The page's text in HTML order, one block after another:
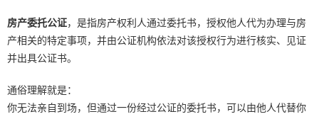
房产委托公证，是指房产权利人通过委托书，授权他人代为办理与房
产相关的特定事项，并由公证机构依法对该授权行为进行核实、见证
并出具公证书。
通俗理解就是：
你无法亲自到场，但通过一份经过公证的委托书，可以由他人代替你